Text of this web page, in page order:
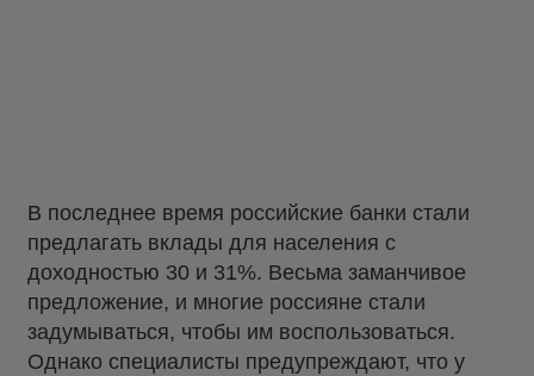
В последнее время российские банки стали
предлагать вклады для населения с
доходностью 30 и 31%. Весьма заманчивое
предложение, и многие россияне стали
задумываться, чтобы им воспользоваться.
Однако специалисты предупреждают, что у